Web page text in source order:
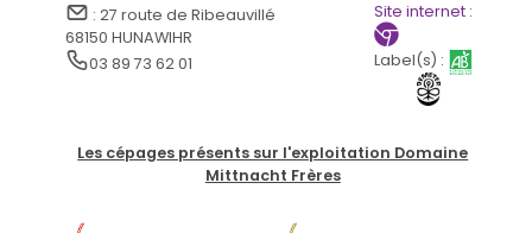
: 27 route de Ribeauvillé
68150 HUNAWIHR
03 89 73 62 01
Site internet :
Label(s) :
Les cépages présents sur l'exploitation Domaine
Mittnacht Frères